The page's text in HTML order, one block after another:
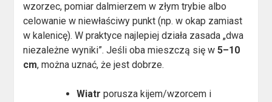
wzorzec, pomiar dalmierzem w złym trybie albo
celowanie w niewłaściwy punkt (np. w okap zamiast
w kalenicę). W praktyce najlepiej działa zasada „dwa
niezależne wyniki”. Jeśli oba mieszczą się w5–10
cm, można uznać, że jest dobrze.
Wiatr porusza kijem/wzorcem i